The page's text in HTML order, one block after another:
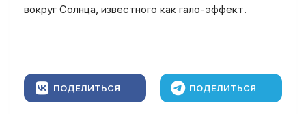
вокруг Солнца, известного как гало-эффект.
ПОДЕЛИТЬСЯ ПОДЕЛИТЬСЯ